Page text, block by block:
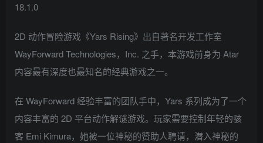
18.1.0
2D 动作冒险游戏《Yars Rising》出自著名开发工作室
WayForward Technologies，Inc. 之手，本游戏前身为 Atar
内容最有深度也最知名的经典游戏之一。
在 WayForward 经验丰富的团队手中，Yars 系列成为了一个
内容丰富的 2D 平台动作解谜游戏。玩家需要控制年轻的骇
客 Emi Kimura，她被一位神秘的赞助人聘请，潜入神秘的